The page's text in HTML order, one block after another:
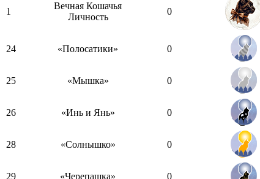
1
Вечная Кошачья
Личность
0
24 «Полосатики» 0
25 «Мышка» 0
26 «Инь и Янь» 0
28 «Солнышко» 0
29 «Черепашка» 0